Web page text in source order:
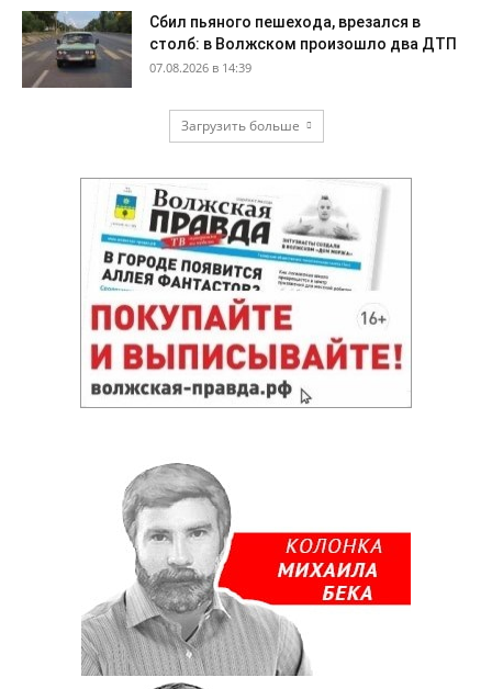
Сбил пьяного пешехода, врезался в
столб: в Волжском произошло два ДТП
07.08.2026 в 14:39
Загрузить больше